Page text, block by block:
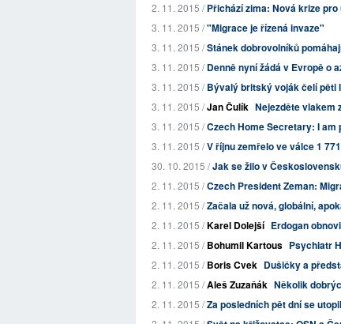
2. 11. 2015 /Přichází zima: Nová krize
3. 11. 2015 /"Migrace je řízená invaze"
3. 11. 2015 /Stánek dobrovolníků
3. 11. 2015 /Denně nyní žádá v Evropě o
3. 11. 2015 /Bývalý britský voják čelí pěti
3. 11. 2015 /Jan Čulík Nejezděte vlakem
3. 11. 2015 /Czech Home Secretary: I am
3. 11. 2015 /V říjnu zemřelo ve válce 1
30. 10. 2015 /Jak se žilo v
2. 11. 2015 /Czech President Zeman:
2. 11. 2015 /Začala už nová, globální,
2. 11. 2015 /Karel Dolejší Erdogan
2. 11. 2015 /Bohumil Kartous Psychiatr
2. 11. 2015 /Boris Cvek Dušičky a
2. 11. 2015 /Aleš Zuzaňák Několik
2. 11. 2015 /Za posledních pět dní se